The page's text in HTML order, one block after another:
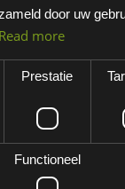
door uw
Read more
Prestatie
Functioneel